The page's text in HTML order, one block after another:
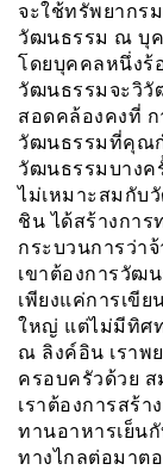
จะใช้ทรัพยากร
วัฒนธรรม ณ บุ
โดยบุคคลหนึ่งร้
วัฒนธรรมจะวิวั
สอดคล้องคงที่
วัฒนธรรมที่คุณก
วัฒนธรรมบางค
ไม่เหมาะสมกับ
ชิน ได้สร้างกา
กระบวนการว่า
เขาต้องการวัฒ
เพียงแค่การเขี
ใหญ่ แต่ไม่มีทิศท
ณ ลิงค์อิน เราพ
ครอบครัวด้วย
เราต้องการสร้
ทานอาหารเย็น
ทางไกลต่อมาต